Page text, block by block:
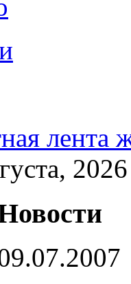
лента
2026